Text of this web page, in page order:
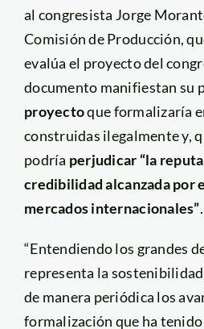
al congresista Jorge
Comisión de Producción,
evalúa el proyecto del
documento manifiestan su
proyectoque formalizaría
construidas ilegalmente y,
podría perjudicar “la r
credibilidad alcanzada por
mercados internacionales”.
“Entendiendo los grandes
representa la
de manera periódica los
formalización que ha